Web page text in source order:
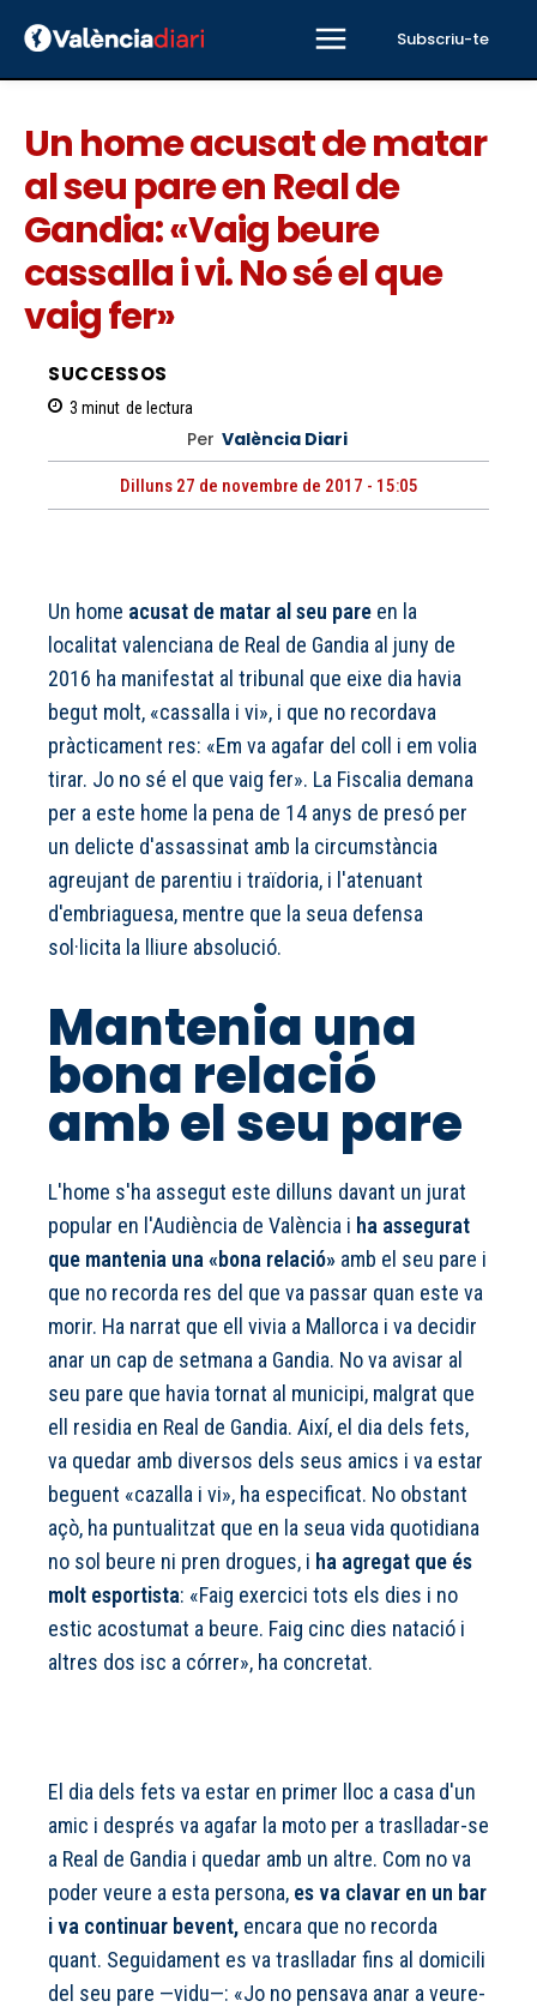
Subscriu-te
Un home acusat de matar
al seu pare en Real de
Gandia: «Vaig beure
cassalla i vi. No sé el que
vaig fer»
SUCCESSOS
3 minut de lectura
Per València Diari
Dilluns 27 de novembre de 2017 - 15:05
Un home acusat de matar al seu pare en la
localitat valenciana de Real de Gandia al juny de
2016 ha manifestat al tribunal que eixe dia havia
begut molt, «cassalla i vi», i que no recordava
pràcticament res: «Em va agafar del coll i em volia
tirar. Jo no sé el que vaig fer». La Fiscalia demana
per a este home la pena de 14 anys de presó per
un delicte d'assassinat amb la circumstància
agreujant de parentiu i traïdoria, i l'atenuant
d'embriaguesa, mentre que la seua defensa
sol·licita la lliure absolució.
Mantenia una
bona relació
amb el seu pare
L'home s'ha assegut este dilluns davant un jurat
popular en l'Audiència de València i ha assegurat
que mantenia una «bona relació» amb el seu pare i
que no recorda res del que va passar quan este va
morir. Ha narrat que ell vivia a Mallorca i va decidir
anar un cap de setmana a Gandia. No va avisar al
seu pare que havia tornat al municipi, malgrat que
ell residia en Real de Gandia. Així, el dia dels fets,
va quedar amb diversos dels seus amics i va estar
beguent «cazalla i vi», ha especificat. No obstant
açò, ha puntualitzat que en la seua vida quotidiana
no sol beure ni pren drogues, i ha agregat que és
molt esportista: «Faig exercici tots els dies i no
estic acostumat a beure. Faig cinc dies natació i
altres dos isc a córrer», ha concretat.
El dia dels fets va estar en primer lloc a casa d'un
amic i després va agafar la moto per a traslladar-se
a Real de Gandia i quedar amb un altre. Com no va
poder veure a esta persona, es va clavar en un bar
i va continuar bevent, encara que no recorda
quant. Seguidament es va traslladar fins al domicili
del seu pare —vidu—: «Jo no pensava anar a veure-